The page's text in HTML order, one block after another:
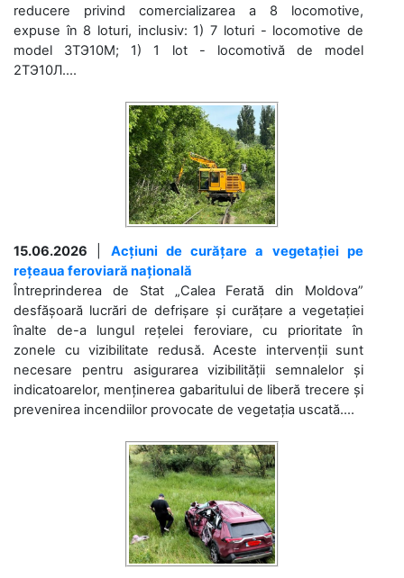
reducere privind comercializarea a 8 locomotive,
expuse în 8 loturi, inclusiv: 1) 7 loturi - locomotive de
model 3ТЭ10М; 1) 1 lot - locomotivă de model
2ТЭ10Л....
15.06.2026
Acțiuni de curățare a vegetației pe
rețeaua feroviară națională
Întreprinderea de Stat „Calea Ferată din Moldova”
desfășoară lucrări de defrișare și curățare a vegetației
înalte de-a lungul rețelei feroviare, cu prioritate în
zonele cu vizibilitate redusă. Aceste intervenții sunt
necesare pentru asigurarea vizibilității semnalelor și
indicatoarelor, menținerea gabaritului de liberă trecere și
prevenirea incendiilor provocate de vegetația uscată....